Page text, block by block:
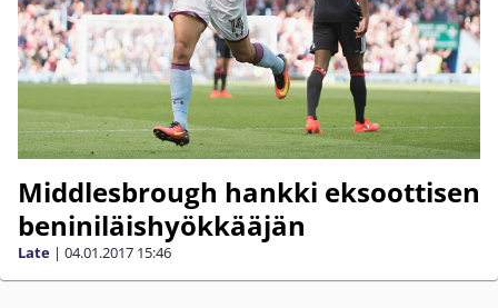
Middlesbrough hankki eksoottisen
beniniläishyökkääjän
Late | 04.01.2017 15:46